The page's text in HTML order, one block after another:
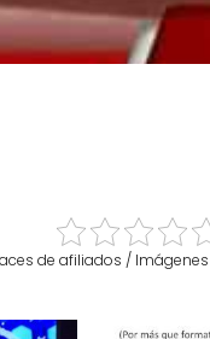
de afiliados / Imágenes